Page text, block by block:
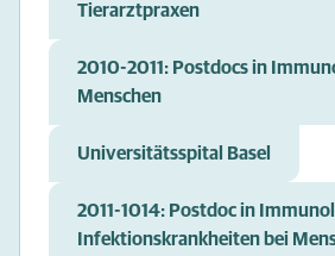
Tierarztpraxen
2010-2011: Postdocs in
Menschen
Universitätsspital Basel
2011-1014: Postdoc in
Infektionskrankheiten bei